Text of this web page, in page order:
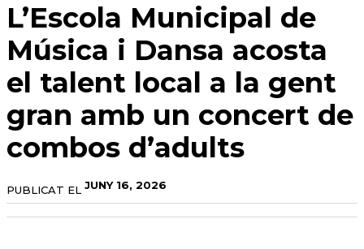
L’Escola Municipal de
Música i Dansa acosta
el talent local a la gent
gran amb un concert de
combos d’adults
PUBLICAT EL JUNY 16, 2026